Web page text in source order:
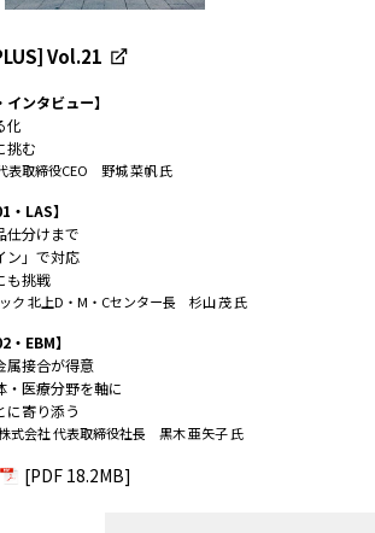
Vol.21
インタビュー】
化
挑む
表取締役CEO 野城 菜帆 氏
・LAS】
仕分けまで
ン」で対応
も挑戦
ク 北上D・M・Cセンター長 杉山 茂 氏
・EBM】
属接合が得意
・医療分野を軸に
に寄り添う
式会社 代表取締役社長 黒木 亜矢子 氏
[PDF 18.2MB]